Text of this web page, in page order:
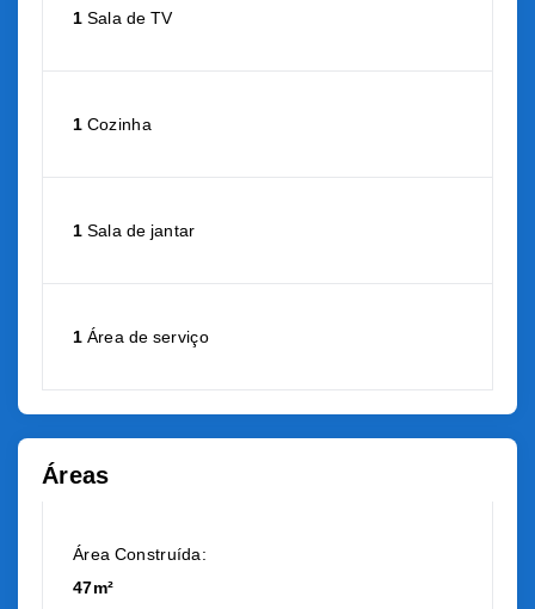
1 Sala de TV
1 Cozinha
1 Sala de jantar
1 Área de serviço
Áreas
Área Construída:
47m²